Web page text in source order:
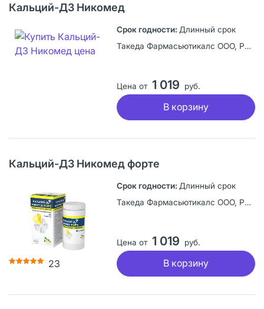
Кальций-Д3 Никомед
Длинный срок
Такеда Фармасьютикалс ООО, Россия
Цена от 1 019 руб.
В корзину
Кальций-Д3 Никомед форте
23
Длинный срок
Такеда Фармасьютикалс ООО, Россия
Цена от 1 019 руб.
В корзину